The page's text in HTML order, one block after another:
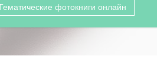
фотокниги онлайн